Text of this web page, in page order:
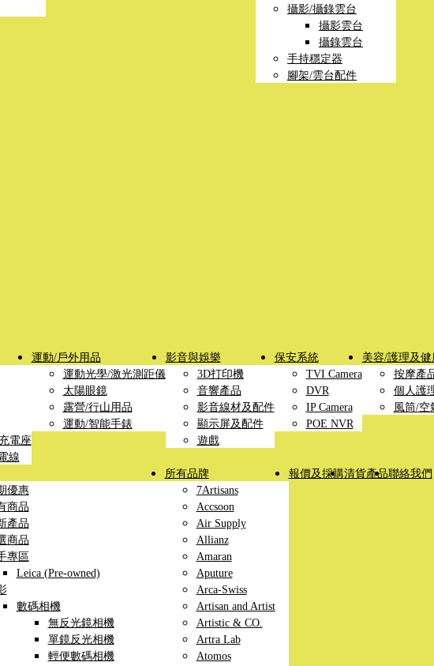
攝影/攝錄雲台
攝影雲台
攝錄雲台
手持穩定器
腳架/雲台配件
電座
線
運動/戶外用品
運動光學/激光測距儀
太陽眼鏡
露營/行山用品
運動/智能手錶
影音與娛樂
3D打印機
音響產品
影音線材及配件
顯示屏及配件
遊戲
保安系統
TVI Camera
DVR
IP Camera
POE NVR
美容/護理及健
按摩產
個人護
風筒/空
優惠
商品
產品
商品
專區
Leica (Pre-owned)
數碼相機
無反光鏡相機
單鏡反光相機
輕便數碼相機
所有品牌
7Artisans
Accsoon
Air Supply
Allianz
Amaran
Aputure
Arca-Swiss
Artisan and Artist
Artistic & CO.
Artra Lab
Atomos
報價及採購清貨產品聯絡我們